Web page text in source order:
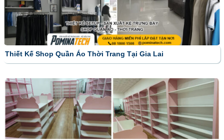
Thiết Kế Shop Quần Áo Thời Trang Tại Gia Lai